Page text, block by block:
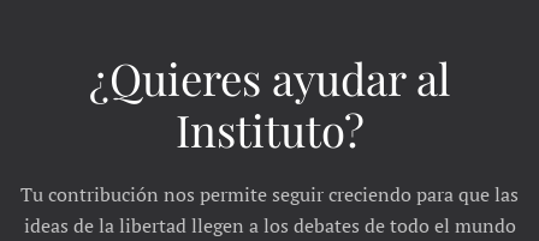
¿Quieres ayudar al
Instituto?
Tu contribución nos permite seguir creciendo para que las
ideas de la libertad llegen a los debates de todo el mundo